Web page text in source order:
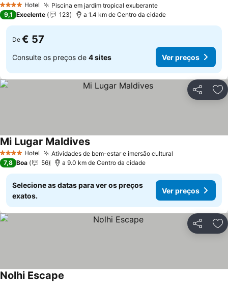
4 EstrelasHotel Piscina em jardim tropical exuberanteVer preços
9,1 Excelente 123 a 1.4 km de Centro da cidade
De € 57
Consulte os preços de 4 sites Ver preços
Partilhar
4 EstrelasHotel Atividades de bem-estar e imersão cultural
Mi Lugar MaldivesVer preços
7,8 Boa 56 a 9.0 km de Centro da cidade
Selecione as datas para ver os preços
exatos.
Ver preços
Partilhar
Nolhi Escape